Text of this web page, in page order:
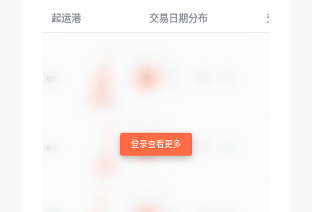
起运港 交易日期分布 交易产品
登录查看更多